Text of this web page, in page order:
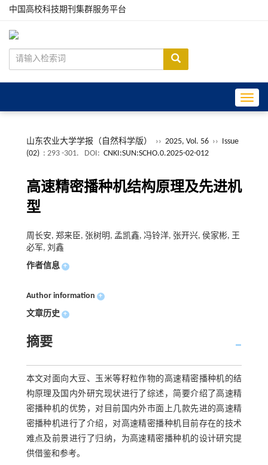
中国高校科技期刊集群服务平台
山东农业大学学报（自然科学版） ›› 2025, Vol. 56 ›› Issue
(02) : 293 -301. DOI: CNKI:SUN:SCHO.0.2025-02-012
高速精密播种机结构原理及先进机
型
周长安, 郑来臣, 张树明, 孟凯鑫, 冯铃洋, 张开兴, 侯家彬, 王
必军, 刘鑫
作者信息 +
Author information +
文章历史 +
摘要
本文对面向大豆、玉米等籽粒作物的高速精密播种机的结
构原理及国内外研究现状进行了综述，简要介绍了高速精
密播种机的优势，对目前国内外市面上几款先进的高速精
密播种机进行了介绍，对高速精密播种机目前存在的技术
难点及前景进行了归纳，为高速精密播种机的设计研究提
供借鉴和参考。